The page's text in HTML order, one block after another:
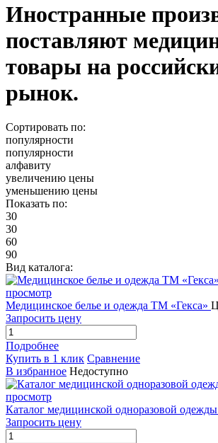
Иностранные
поставляют
товары на
рынок.
Сортировать по:
популярности
популярности
алфавиту
увеличению цены
уменьшению цены
Показать по:
30
30
60
90
Вид каталога:
просмотр
Медицинское белье и одежда ТМ «Гекса»
Запросить цену
Подробнее
Купить в 1 клик Сравнение
В избранное Недоступно
просмотр
Каталог медицинской одноразовой одежды
Запросить цену